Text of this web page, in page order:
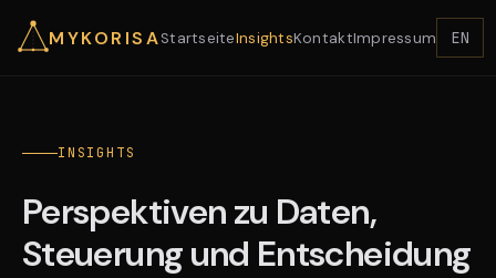
MYKORISAStartseiteInsightsKontaktImpressum EN
INSIGHTS
Perspektiven zu Daten,
Steuerung und Entscheidung